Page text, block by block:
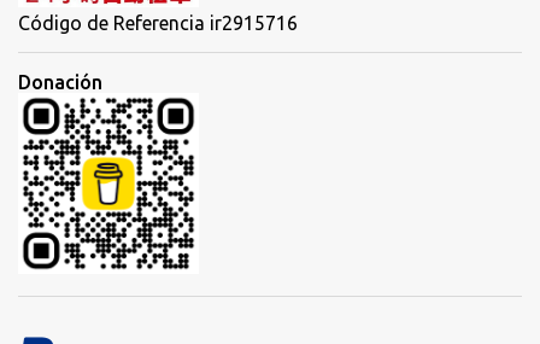
Código de Referencia ir2915716
Donación